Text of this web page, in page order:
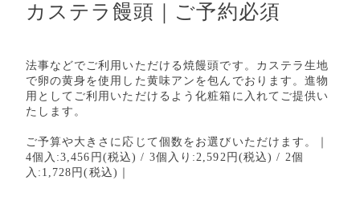
カステラ饅頭｜ご予約必須
法事などでご利用いただける焼饅頭です。カステラ生地
で卵の黄身を使用した黄味アンを包んでおります。進物
用としてご利用いただけるよう化粧箱に入れてご提供い
たします。
ご予算や大きさに応じて個数をお選びいただけます。｜
4個入:3,456円(税込) / 3個入り:2,592円(税込) / 2個
入:1,728円(税込)｜